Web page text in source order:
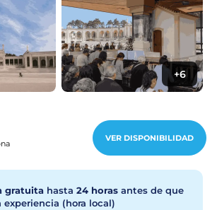
+6
VER DISPONIBILIDAD
gratuita hasta 24 horas antes de que
(hora local)